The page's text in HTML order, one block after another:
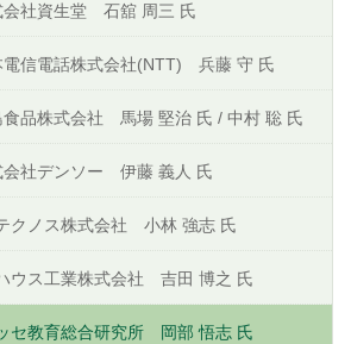
社資生堂 石舘 周三 氏
信電話株式会社(NTT) 兵藤 守 氏
品株式会社 馬場 堅治 氏 / 中村 聡 氏
社デンソー 伊藤 義人 氏
クノス株式会社 小林 強志 氏
ウス工業株式会社 吉田 博之 氏
セ教育総合研究所 岡部 悟志 氏